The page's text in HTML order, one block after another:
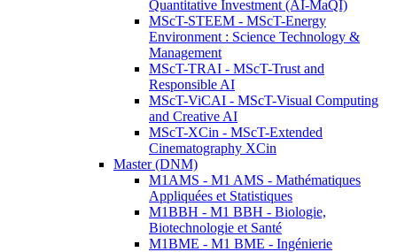
Quantitative Investment (AI-MaQI)
MScT-STEEM - MScT-Energy
Environment : Science Technology &
Management
MScT-TRAI - MScT-Trust and
Responsible AI
MScT-ViCAI - MScT-Visual Computing
and Creative AI
MScT-XCin - MScT-Extended
Cinematography XCin
Master (DNM)
M1AMS - M1 AMS - Mathématiques
Appliquées et Statistiques
M1BBH - M1 BBH - Biologie,
Biotechnologie et Santé
M1BME - M1 BME - Ingénierie